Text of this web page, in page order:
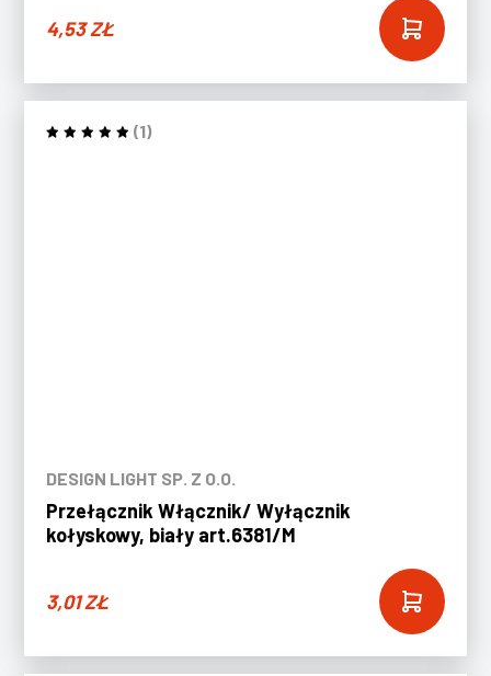
4,53ZŁ
(1)
DESIGN LIGHT SP. Z O.O.
Przełącznik Włącznik/ Wyłącznik
kołyskowy, biały art.6381/M
3,01ZŁ